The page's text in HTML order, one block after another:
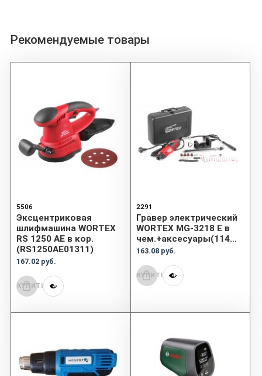
Рекомендуемые товары
5506
Эксцентриковая
шлифмашина WORTEX
RS 1250 AE в кор.
(RS1250AE01311)
167.02 руб.
КУПИТЬ
2291
Гравер электрический
WORTEX MG-3218 E в
чем.+аксесуары(11411)
163.08 руб.
КУПИТЬ